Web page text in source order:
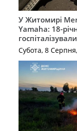
У Житомирі
Yamaha: 18-
госпіталізували
Субота, 8